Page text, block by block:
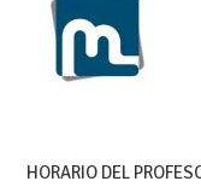
HORARIO DEL